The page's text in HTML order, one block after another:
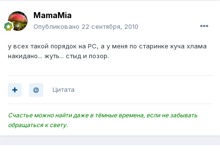
MamaMia
Опубликовано 22 сентября, 2010
у всех такой порядок на РС, а у меня по старинке куча хлама
накидано... жуть... стыд и позор.
Цитата
Счастье можно найти даже в тёмные времена, если не забывать
обращаться к свету.